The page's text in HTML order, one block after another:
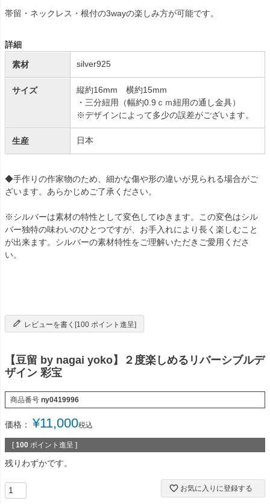
帯留・ネックレス・根付の3wayの楽しみ方が可能です。
詳細
素材 silver925
サイズ
縦約16mm 横約15mm
・三分紐用（幅約0.9ｃｍ紐用の通し金具）
※デザインによって多少の誤差がございます。
生産 日本
◆手作りの作家物のため、細かな傷や形の違いが見られる場合がご
ざいます。あらかじめご了承ください。
※シルバーは素材の特性として変色してゆきます。この変色はシル
バー独特の味わいのひとつですが、お手入れにより長く楽しむこと
が出来ます。シルバーの素材特性をご理解いただきご愛用くださ
い。
レビューを書く[100 ポイント進呈]
【豆留 by nagai yoko】２度楽しめるリバーシブルデ
ザイン 彩宝
商品番号 ny0419996
価格： ¥11,000税込
[ 100 ポイント進呈 ]
残りわずかです。
お気に入りに登録する